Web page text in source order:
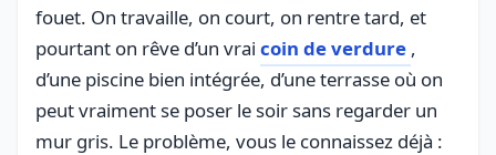
fouet. On travaille, on court, on rentre tard, et
pourtant on rêve d’un vrai coin de verdure ,
d’une piscine bien intégrée, d’une terrasse où on
peut vraiment se poser le soir sans regarder un
mur gris. Le problème, vous le connaissez déjà :